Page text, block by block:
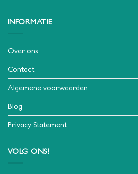
INFORMATIE
Over ons
Contact
Algemene voorwaarden
Blog
Privacy Statement
VOLG ONS!